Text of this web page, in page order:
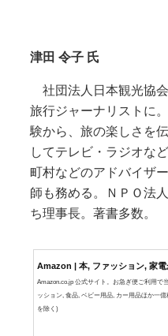
津田 令子 氏
社団法人日本観光協
旅行ジャーナリストに
験から、旅の楽しさを
してテレビ・ラジオな
町村などのアドバイザ
師も務める。ＮＰＯ法
ち理事長。著書多数。
Amazon | 本, ファッション, 家
Amazon.co.jp 公式サイト。お急ぎ便ご利用で
ッション, 食品, ベビー用品, カー用品ほか一
を除く)